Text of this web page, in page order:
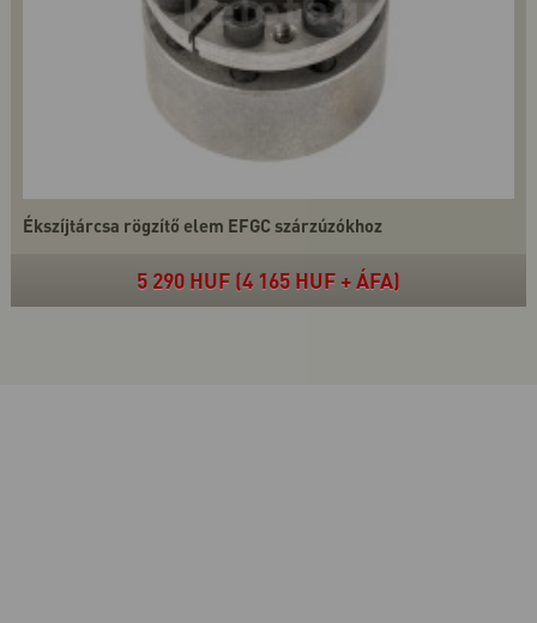
Ékszíjtárcsa rögzítő elem EFGC szárzúzókhoz
5 290 HUF (4 165 HUF + ÁFA)